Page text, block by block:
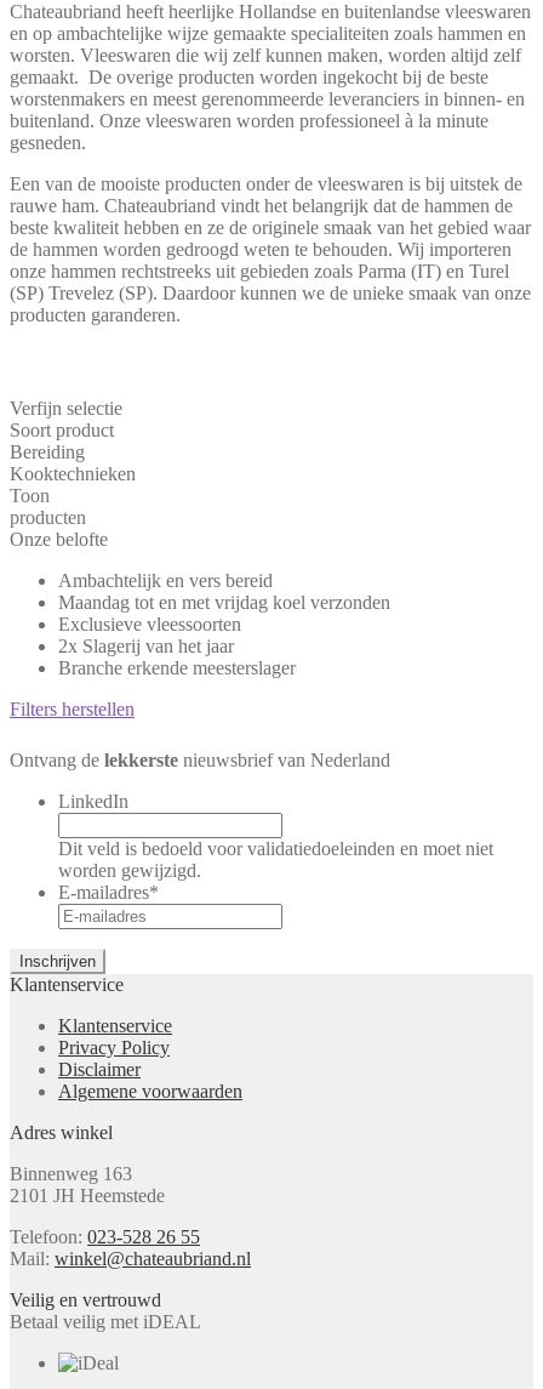
Chateaubriand heeft heerlijke Hollandse en buitenlandse vleeswaren
en op ambachtelijke wijze gemaakte specialiteiten zoals hammen en
worsten. Vleeswaren die wij zelf kunnen maken, worden altijd zelf
gemaakt. De overige producten worden ingekocht bij de beste
worstenmakers en meest gerenommeerde leveranciers in binnen- en
buitenland. Onze vleeswaren worden professioneel à la minute
gesneden.
Een van de mooiste producten onder de vleeswaren is bij uitstek de
rauwe ham. Chateaubriand vindt het belangrijk dat de hammen de
beste kwaliteit hebben en ze de originele smaak van het gebied waar
de hammen worden gedroogd weten te behouden. Wij importeren
onze hammen rechtstreeks uit gebieden zoals Parma (IT) en Turel
(SP) Trevelez (SP). Daardoor kunnen we de unieke smaak van onze
producten garanderen.
Verfijn selectie
Soort product
Bereiding
Kooktechnieken
Toon
producten
Onze belofte
Ambachtelijk en vers bereid
Maandag tot en met vrijdag koel verzonden
Exclusieve vleessoorten
2x Slagerij van het jaar
Branche erkende meesterslager
Filters herstellen
Ontvang de lekkerste nieuwsbrief van Nederland
LinkedIn
Dit veld is bedoeld voor validatiedoeleinden en moet niet
worden gewijzigd.
E-mailadres*
Klantenservice
Klantenservice
Privacy Policy
Disclaimer
Algemene voorwaarden
Adres winkel
Binnenweg 163
2101 JH Heemstede
Telefoon: 023-528 26 55
Mail: winkel@chateaubriand.nl
Veilig en vertrouwd
Betaal veilig met iDEAL